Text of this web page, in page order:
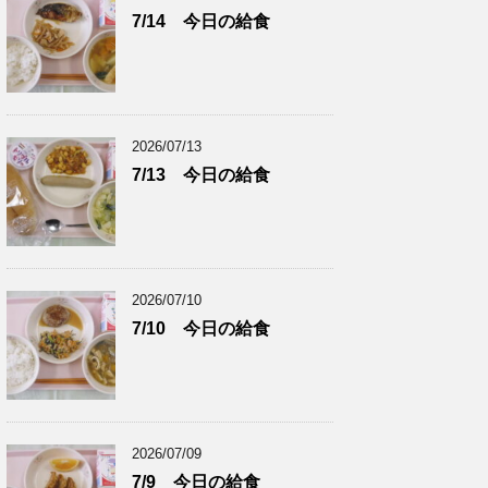
7/14 今日の給食
2026/07/13
7/13 今日の給食
2026/07/10
7/10 今日の給食
2026/07/09
7/9 今日の給食